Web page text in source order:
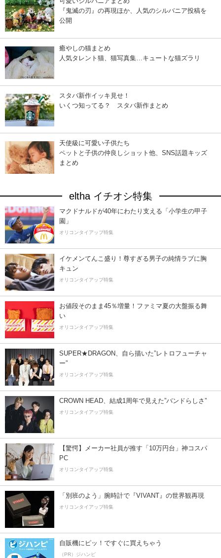
『鬼滅の刃』の再現ほか、人気のシルバニア投稿を
公開
癒やしの猫まとめ
人気タレント猫、猫写真集…キュートな猫ズラリ
スタバ新作イッキ見せ！
いくつ知ってる？ スタバ新作まとめ
天使級に可愛い子供たち
ペットと子供の仲良しショット他、SNS話題キッズ
まとめ
eltha イチオシ特集
マクドナルドが40年にわたり支える「小学生の甲子
園」
オリコンタイアップ特集
イケメンてんこ盛り！尊すぎる男子の純情ラブに胸
キュン
オリコンタイアップ特集
お値段そのまま45％増量！ファミマ夏の大盤振る舞
い
オリコンタイアップ特集
SUPER★DRAGON、自ら描いた”レトロフューチャ
ー”
オリコンタイアップ特集
CROWN HEAD、結成1周年で見えた”バンドらしさ”
オリコンタイアップ特集
【驚愕】メーカー社員が推す「10万円台」神コスパ
PC
オリコンタイアップ特集
「別班のよう」腕時計で『VIVANT』の世界観再現
オリコンタイアップ特集
自販機にピッ！ですぐに買えちゃう
（PR）ジハンピ